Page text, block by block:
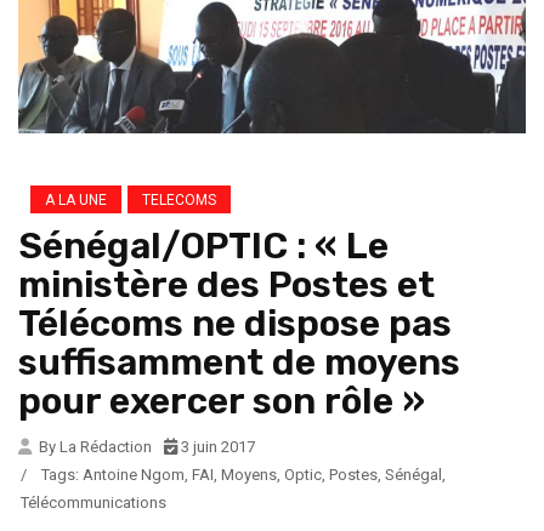
A LA UNE TELECOMS
Sénégal/OPTIC : « Le
ministère des Postes et
Télécoms ne dispose pas
suffisamment de moyens
pour exercer son rôle »
By La Rédaction
3 juin 2017
/
Tags: Antoine Ngom, FAI, Moyens, Optic, Postes, Sénégal ,
Télécommunications